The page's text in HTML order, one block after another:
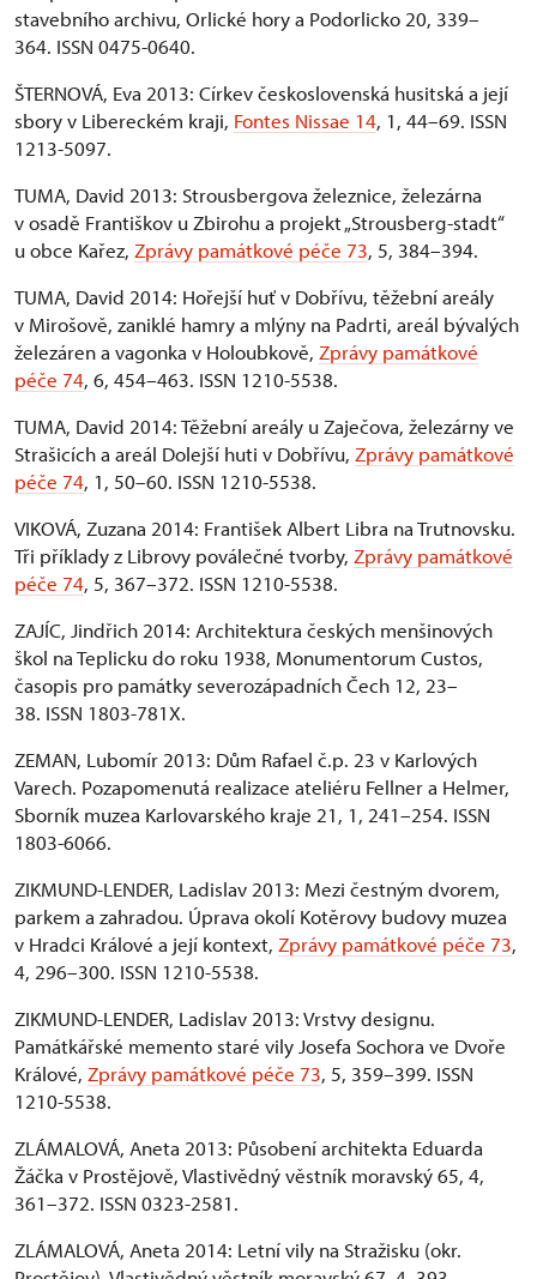
stavebního archivu, Orlické hory a Podorlicko 20, 339–
364. ISSN 0475-0640.
ŠTERNOVÁ, Eva 2013: Církev československá husitská a její
sbory v Libereckém kraji, Fontes Nissae 14, 1, 44–69. ISSN
1213-5097.
TUMA, David 2013: Strousbergova železnice, železárna
v osadě Františkov u Zbirohu a projekt „Strousberg-stadt“
u obce Kařez, Zprávy památkové péče 73, 5, 384–394.
TUMA, David 2014: Hořejší huť v Dobřívu, těžební areály
v Mirošově, zaniklé hamry a mlýny na Padrti, areál bývalých
železáren a vagonka v Holoubkově, Zprávy památkové
péče 74, 6, 454–463. ISSN 1210-5538.
TUMA, David 2014: Těžební areály u Zaječova, železárny ve
Strašicích a areál Dolejší huti v Dobřívu, Zprávy památkové
péče 74, 1, 50–60. ISSN 1210-5538.
VIKOVÁ, Zuzana 2014: František Albert Libra na Trutnovsku.
Tři příklady z Librovy poválečné tvorby, Zprávy památkové
péče 74, 5, 367–372. ISSN 1210-5538.
ZAJÍC, Jindřich 2014: Architektura českých menšinových
škol na Teplicku do roku 1938, Monumentorum Custos,
časopis pro památky severozápadních Čech 12, 23–
38. ISSN 1803-781X.
ZEMAN, Lubomír 2013: Dům Rafael č.p. 23 v Karlových
Varech. Pozapomenutá realizace ateliéru Fellner a Helmer,
Sborník muzea Karlovarského kraje 21, 1, 241–254. ISSN
1803-6066.
ZIKMUND-LENDER, Ladislav 2013: Mezi čestným dvorem,
parkem a zahradou. Úprava okolí Kotěrovy budovy muzea
v Hradci Králové a její kontext, Zprávy památkové péče 73,
4, 296–300. ISSN 1210-5538.
ZIKMUND-LENDER, Ladislav 2013: Vrstvy designu.
Památkářské memento staré vily Josefa Sochora ve Dvoře
Králové, Zprávy památkové péče 73, 5, 359–399. ISSN
1210-5538.
ZLÁMALOVÁ, Aneta 2013: Působení architekta Eduarda
Žáčka v Prostějově, Vlastivědný věstník moravský 65, 4,
361–372. ISSN 0323-2581.
ZLÁMALOVÁ, Aneta 2014: Letní vily na Stražisku (okr.